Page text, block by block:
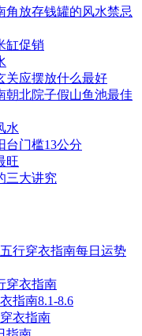
角放存钱罐的风水禁忌
缸促销
关应摆放什么最好
朝北院子假山鱼池最佳
水
台门槛13公分
旺
三大讲究
行穿衣指南每日运势
穿衣指南
指南8.1-8.6
衣指南